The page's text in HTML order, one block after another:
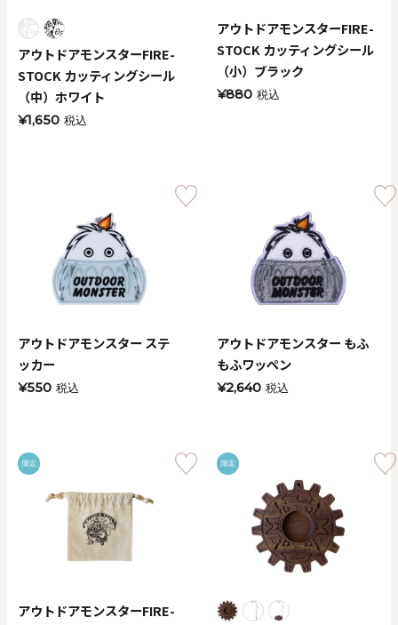
アウトドアモンスターFIRE-
STOCK カッティングシール
（中）ホワイト
¥1,650 税込
アウトドアモンスターFIRE-
STOCK カッティングシール
（小）ブラック
¥880 税込
アウトドアモンスター ステ
ッカー
¥550 税込
アウトドアモンスター もふ
もふワッペン
¥2,640 税込
限定
アウトドアモンスターFIRE-
限定